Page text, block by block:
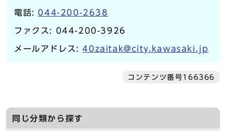
電話: 044-200-2638
ファクス: 044-200-3926
メールアドレス:40zaitak@city.kawasaki.jp
コンテンツ番号166366
同じ分類から探す